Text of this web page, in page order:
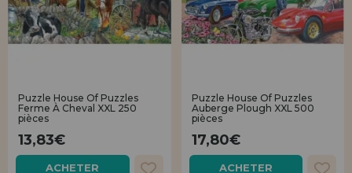
Puzzle House Of Puzzles
Ferme À Cheval XXL 250
pièces
13,83€
ACHETER
Puzzle House Of Puzzles
Auberge Plough XXL 500
pièces
17,80€
ACHETER